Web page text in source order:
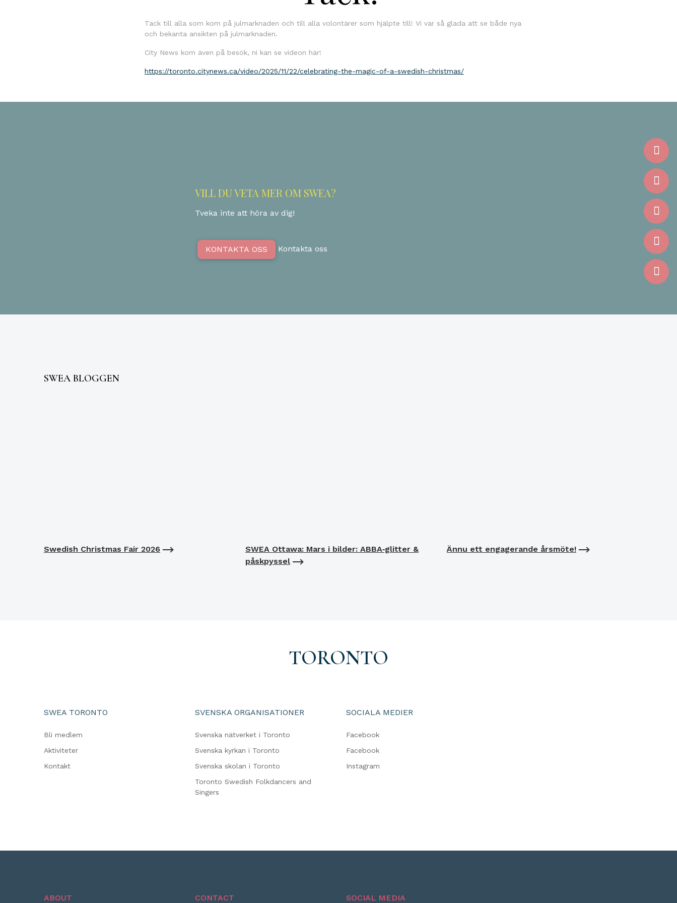
Tack till alla som kom på julmarknaden och till alla volontärer som hjälpte till! Vi var så glada att se både nya
och bekanta ansikten på julmarknaden.
City News kom även på besök, ni kan se videon här!
https://toronto.citynews.ca/video/2025/11/22/celebrating-the-magic-of-a-swedish-christmas/
VILL DU VETA MER OM SWEA?
Tveka inte att höra av dig!
KONTAKTA OSS Kontakta oss
SWEA BLOGGEN
Swedish Christmas Fair 2026
SWEA Ottawa: Mars i bilder: ABBA‑glitter &
påskpyssel
Ännu ett engagerande årsmöte!
TORONTO
SWEA TORONTO
Bli medlem
Aktiviteter
Kontakt
SVENSKA ORGANISATIONER
Svenska nätverket i Toronto
Svenska kyrkan i Toronto
Svenska skolan i Toronto
Toronto Swedish Folkdancers and
Singers
SOCIALA MEDIER
Facebook
Facebook
Instagram
ABOUT CONTACT SOCIAL MEDIA